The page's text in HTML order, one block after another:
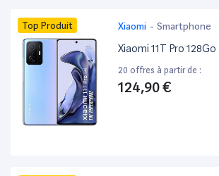
Top Produit Xiaomi - Smartphone
Xiaomi 11T Pro 128Go
20 offres à partir de :
124,90 €